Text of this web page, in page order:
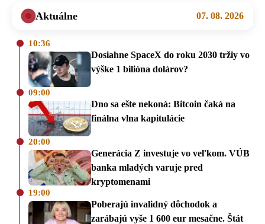
Aktuálne 07. 08. 2026
10:36
Dosiahne SpaceX do roku 2030 tržiy vo
výške 1 bilióna dolárov?
09:00
Dno sa ešte nekoná: Bitcoin čaká na
finálna vlna kapitulácie
20:00
Generácia Z investuje vo veľkom. VÚB
banka mladých varuje pred
kryptomenami
19:00
Poberajú invalidný dôchodok a
zarábajú vyše 1 600 eur mesačne. Štát